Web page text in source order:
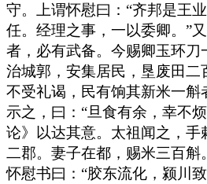
守。上谓怀慰曰：“齐邦是王
任。经理之事，一以委卿。”
者，必有武备。今赐卿玉环刀
治城郭，安集居民，垦废田二
不受礼谒，民有饷其新米一斛
示之，曰：“旦食有余，幸不
论》以达其意。太祖闻之，手
二郡。妻子在都，赐米三百斛
怀慰书曰：“胶东流化，颍川